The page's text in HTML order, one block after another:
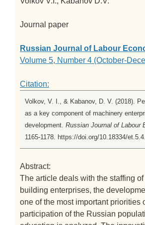
Journal paper
Russian Journal of Labour
Volume 5, Number 4 (October-
Citation:
Volkov, V. I., & Kabanov, D. V. (2018).
as a key component of machinery
development. Russian Journal of Labour
1165-1178. https://doi.org/10.18334/
Abstract:
The article deals with the staffing
building enterprises, the
one of the most important priorities
participation of the Russian